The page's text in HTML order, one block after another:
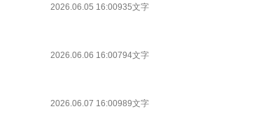
2026.06.05 16:00935文字
2026.06.06 16:00794文字
2026.06.07 16:00989文字